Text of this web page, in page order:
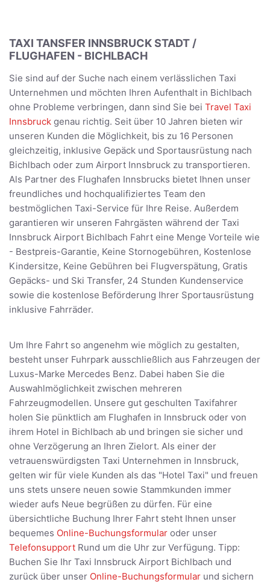
TAXI TANSFER INNSBRUCK STADT /
FLUGHAFEN - BICHLBACH
Sie sind auf der Suche nach einem verlässlichen Taxi
Unternehmen und möchten Ihren Aufenthalt in Bichlbach
ohne Probleme verbringen, dann sind Sie bei Travel Taxi
Innsbruck genau richtig. Seit über 10 Jahren bieten wir
unseren Kunden die Möglichkeit, bis zu 16 Personen
gleichzeitig, inklusive Gepäck und Sportausrüstung nach
Bichlbach oder zum Airport Innsbruck zu transportieren.
Als Partner des Flughafen Innsbrucks bietet Ihnen unser
freundliches und hochqualifiziertes Team den
bestmöglichen Taxi-Service für Ihre Reise. Außerdem
garantieren wir unseren Fahrgästen während der Taxi
Innsbruck Airport Bichlbach Fahrt eine Menge Vorteile wie
- Bestpreis-Garantie, Keine Stornogebühren, Kostenlose
Kindersitze, Keine Gebühren bei Flugverspätung, Gratis
Gepäcks- und Ski Transfer, 24 Stunden Kundenservice
sowie die kostenlose Beförderung Ihrer Sportausrüstung
inklusive Fahrräder.
Um Ihre Fahrt so angenehm wie möglich zu gestalten,
besteht unser Fuhrpark ausschließlich aus Fahrzeugen der
Luxus-Marke Mercedes Benz. Dabei haben Sie die
Auswahlmöglichkeit zwischen mehreren
Fahrzeugmodellen. Unsere gut geschulten Taxifahrer
holen Sie pünktlich am Flughafen in Innsbruck oder von
ihrem Hotel in Bichlbach ab und bringen sie sicher und
ohne Verzögerung an Ihren Zielort. Als einer der
vetrauenswürdigsten Taxi Unternehmen in Innsbruck,
gelten wir für viele Kunden als das "Hotel Taxi" und freuen
uns stets unsere neuen sowie Stammkunden immer
wieder aufs Neue begrüßen zu dürfen. Für eine
übersichtliche Buchung Ihrer Fahrt steht Ihnen unser
bequemes Online-Buchungsformular oder unser
Telefonsupport Rund um die Uhr zur Verfügung. Tipp:
Buchen Sie Ihr Taxi Innsbruck Airport Bichlbach und
zurück über unser Online-Buchungsformular und sichern